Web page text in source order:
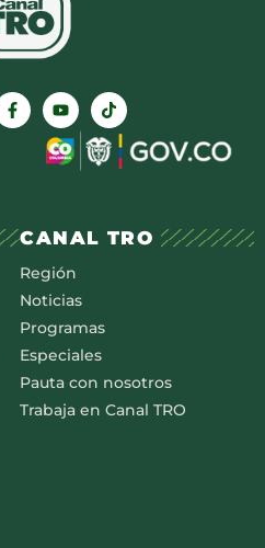
CANAL TRO
Región
Noticias
Programas
Especiales
Pauta con nosotros
Trabaja en Canal TRO